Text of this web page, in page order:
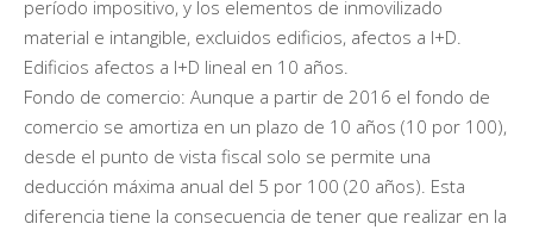
período impositivo, y los elementos de inmovilizado
material e intangible, excluidos edificios, afectos a I+D.
Edificios afectos a I+D lineal en 10 años.
Fondo de comercio: Aunque a partir de 2016 el fondo de
comercio se amortiza en un plazo de 10 años (10 por 100),
desde el punto de vista fiscal solo se permite una
deducción máxima anual del 5 por 100 (20 años). Esta
diferencia tiene la consecuencia de tener que realizar en la